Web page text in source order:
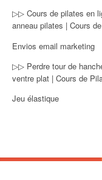
▷▷ Cours de pilates en
anneau pilates | Cours
Envios email marketing
▷▷ Perdre tour de
ventre plat | Cours de
Jeu élastique